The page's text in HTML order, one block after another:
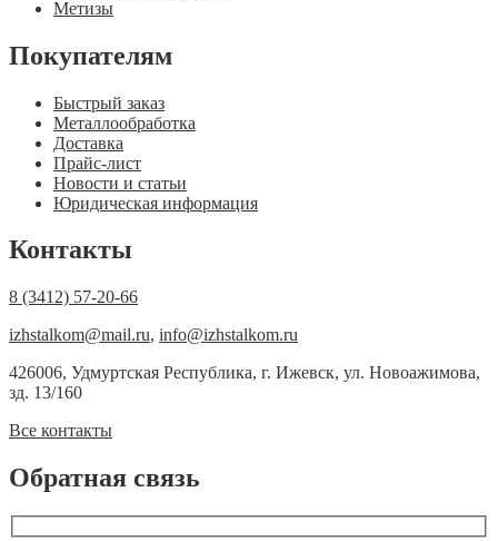
Метизы
Покупателям
Быстрый заказ
Металлообработка
Доставка
Прайс-лист
Новости и статьи
Юридическая информация
Контакты
8 (3412) 57-20-66
izhstalkom@mail.ru, info@izhstalkom.ru
426006, Удмуртская Республика, г. Ижевск, ул. Новоажимова,
зд. 13/160
Все контакты
Обратная связь